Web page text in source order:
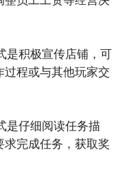
技巧，赢得比赛的
是积极宣传店铺，可
程或与其他玩家交
是仔细阅读任务描
完成任务，获取奖